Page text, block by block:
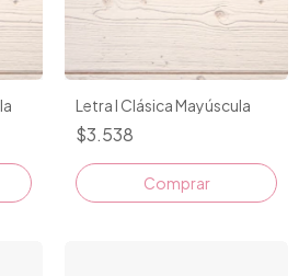
Letra I Clásica Mayúscula
$3.538
Comprar